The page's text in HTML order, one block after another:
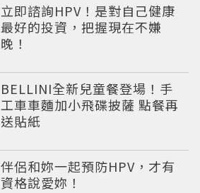
立即諮詢HPV！是對自己健康
最好的投資，把握現在不嫌
晚！
BELLINI全新兒童餐登場！手
工車車麵加小飛碟披薩 點餐再
送貼紙
伴侶和妳一起預防HPV，才有
資格說愛妳！